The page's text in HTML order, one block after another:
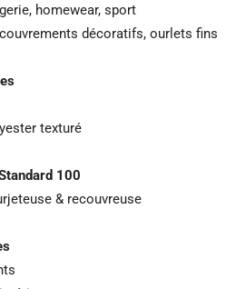
homewear, sport
décoratifs, ourlets fins
texturé
100
& recouvreuse